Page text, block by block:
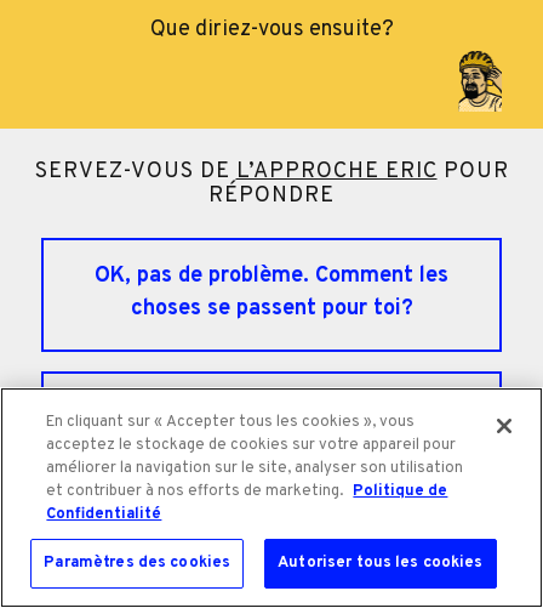
Que diriez-vous ensuite?
SERVEZ-VOUS DEL’APPROCHE ERICPOUR
RÉPONDRE
OK, pas de problème. Comment les
choses se passent pour toi?
Oui, je comprends. T’es très occupé.
Ça me frustre quand même un peu.
C’est bon. Ça va, toi?
En cliquant sur « Accepter tous les cookies », vous
acceptez le stockage de cookies sur votre appareil pour
améliorer la navigation sur le site, analyser son utilisation
et contribuer à nos efforts de marketing. Politique de
Confidentialité
Paramètres des cookies Autoriser tous les cookies